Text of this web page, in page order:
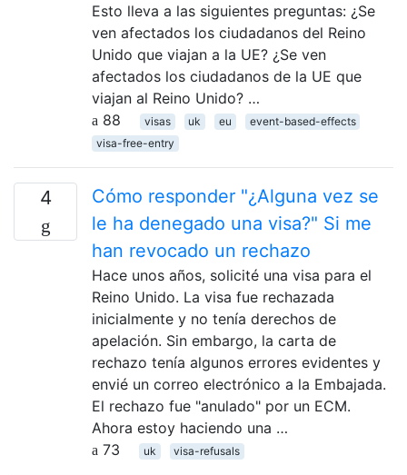
Esto lleva a las siguientes preguntas: ¿Se
ven afectados los ciudadanos del Reino
Unido que viajan a la UE? ¿Se ven
afectados los ciudadanos de la UE que
viajan al Reino Unido? …
88
visas uk eu
event-based-effects
visa-free-entry
4
Cómo responder "¿Alguna vez se
le ha denegado una visa?" Si me
han revocado un rechazo
Hace unos años, solicité una visa para el
Reino Unido. La visa fue rechazada
inicialmente y no tenía derechos de
apelación. Sin embargo, la carta de
rechazo tenía algunos errores evidentes y
envié un correo electrónico a la Embajada.
El rechazo fue "anulado" por un ECM.
Ahora estoy haciendo una …
73
uk visa-refusals